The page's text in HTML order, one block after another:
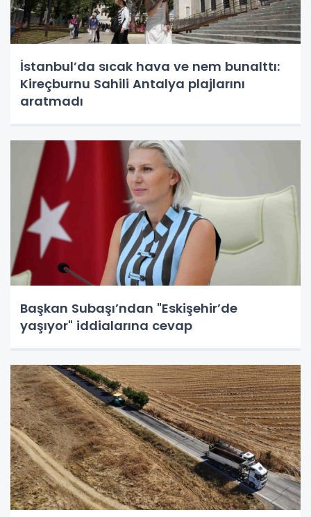
İstanbul’da sıcak hava ve nem bunalttı:
Kireçburnu Sahili Antalya plajlarını
aratmadı
Başkan Subaşı’ndan "Eskişehir’de
yaşıyor" iddialarına cevap